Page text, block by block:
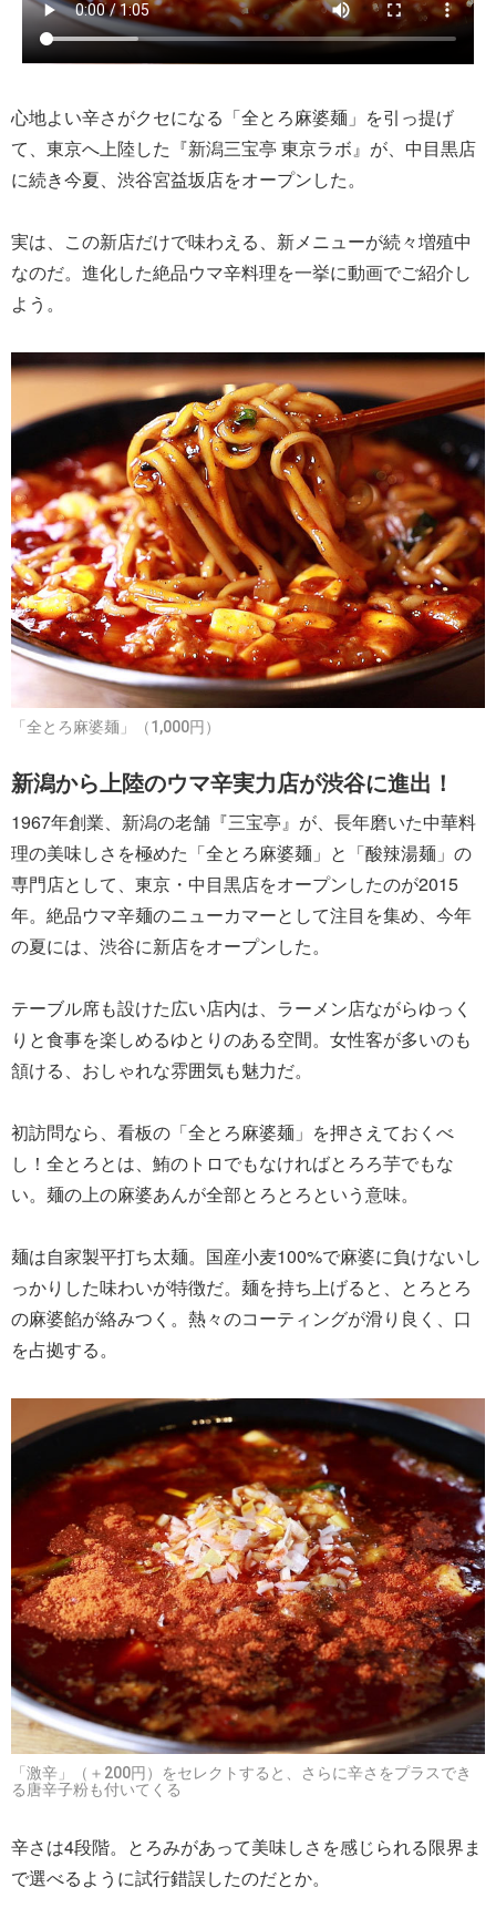
心地よい辛さがクセになる「全とろ麻婆麺」を引っ提げ
て、東京へ上陸した『新潟三宝亭 東京ラボ』が、中目黒店
に続き今夏、渋谷宮益坂店をオープンした。
実は、この新店だけで味わえる、新メニューが続々増殖中
なのだ。進化した絶品ウマ辛料理を一挙に動画でご紹介し
よう。
「全とろ麻婆麺」（1,000円）
新潟から上陸のウマ辛実力店が渋谷に進出！
1967年創業、新潟の老舗『三宝亭』が、長年磨いた中華料
理の美味しさを極めた「全とろ麻婆麺」と「酸辣湯麺」の
専門店として、東京・中目黒店をオープンしたのが2015
年。絶品ウマ辛麺のニューカマーとして注目を集め、今年
の夏には、渋谷に新店をオープンした。
テーブル席も設けた広い店内は、ラーメン店ながらゆっく
りと食事を楽しめるゆとりのある空間。女性客が多いのも
頷ける、おしゃれな雰囲気も魅力だ。
初訪問なら、看板の「全とろ麻婆麺」を押さえておくべ
し！全とろとは、鮪のトロでもなければとろろ芋でもな
い。麺の上の麻婆あんが全部とろとろという意味。
麺は自家製平打ち太麺。国産小麦100%で麻婆に負けないし
っかりした味わいが特徴だ。麺を持ち上げると、とろとろ
の麻婆餡が絡みつく。熱々のコーティングが滑り良く、口
を占拠する。
「激辛」（＋200円）をセレクトすると、さらに辛さをプラスでき
る唐辛子粉も付いてくる
辛さは4段階。とろみがあって美味しさを感じられる限界ま
で選べるように試行錯誤したのだとか。